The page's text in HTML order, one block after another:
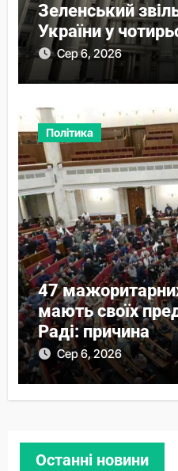
Зеленський
України у
Сер 6, 2026
Політика
47
мають своїх
Раді: причина
Сер 6, 2026
Останні новини